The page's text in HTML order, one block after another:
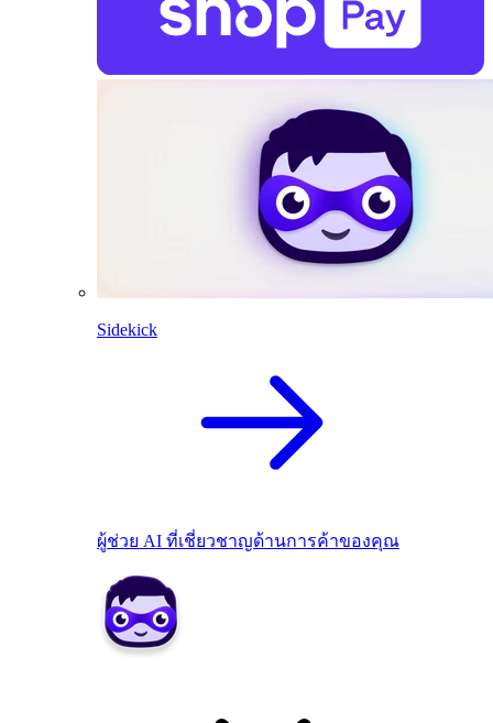
Sidekick
ผู้ช่วย AI ที่เชี่ยวชาญด้านการค้าของคุณ